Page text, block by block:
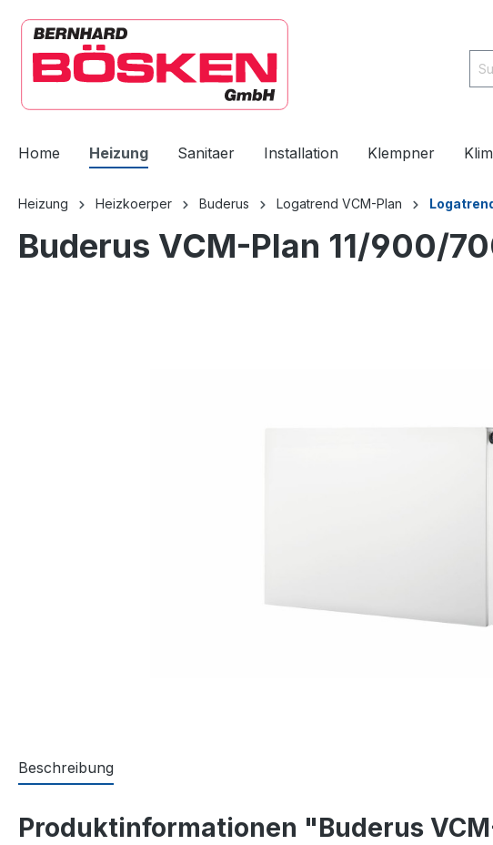
Zur Hauptnavigation springen
Home Heizung Sanitaer Installation Klempner
Heizung Heizkoerper Buderus Logatrend VCM-Plan
Buderus VCM-Plan 11/900/
Beschreibung
Produktinformationen "Buderus